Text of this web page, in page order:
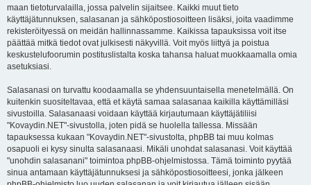
maan tietoturvalailla, jossa palvelin sijaitsee. Kaikki muut tieto
käyttäjätunnuksen, salasanan ja sähköpostiosoitteen lisäksi, joita vaadimme
rekisteröityessä on meidän hallinnassamme. Kaikissa tapauksissa voit itse
päättää mitkä tiedot ovat julkisesti näkyvillä. Voit myös liittyä ja poistua
keskustelufoorumin postituslistalta koska tahansa haluat muokkaamalla omia
asetuksiasi.
Salasanasi on turvattu koodaamalla se yhdensuuntaisella menetelmällä. On
kuitenkin suositeltavaa, että et käytä samaa salasanaa kaikilla käyttämilläsi
sivustoilla. Salasanaasi voidaan käyttää kirjautumaan käyttäjätiliisi
"Kovaydin.NET"-sivustolla, joten pidä se huolella tallessa. Missään
tapauksessa kukaan "Kovaydin.NET"-sivustolta, phpBB tai muu kolmas
osapuoli ei kysy sinulta salasanaasi. Mikäli unohdat salasanasi. Voit käyttää
"unohdin salasanani" toimintoa phpBB-ohjelmistossa. Tämä toiminto pyytää
sinua antamaan käyttäjätunnuksesi ja sähköpostiosoitteesi, jonka jälkeen